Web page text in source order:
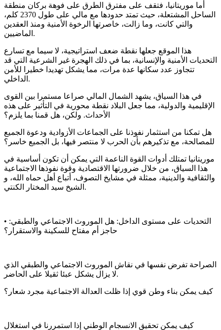
أما موريتانيا، فتقف على مفترق الطرق على فوهة بركان منطقة
الساحل المشتعلة، حيث تمتد حدودها مع مالي على طول 2370 كلم،
والتي كانت، وما زالت، خاصرتها الرخوة الأمنية ومنذ العقدين
الماضيين.
هذا الموقع جعلها نقطة ضعف استراتيجية، لا سيما مع تسارع
التحديات الأمنية والإنسانية، بما في ذلك الهجرة غير الشرعية التي قد
تتجاوز عدد سكانها عدة مرات، مما يشكل تهديدا خطيرا للأمن
الداخلي.
في هذا السياق، يشهد الشمال المالي صراعا مستمرا بين القوى
الإقليمية والدولية، مما جعل البلاد نقطة محورية في التأثير على هذه
هل تمكنا من استثمار نفوذنا على الجماعات الأزوادية ودعوة الجميع
موريتانيا تمتلك أدوات القوة الناعمة التي يمكن أن تكون أساسية في
هذا السياق، من خلال ضرورتها الاقتصادية وقوة نفوذها الاجتماعية
والثقافية والدينية، ممثلة في مشايخ التصوف، أتباع أهل حماه الله، و
الشيخ سيد المختار الكنتي.
• التحديات على مستوى الداخل: هل الموروث الاجتماعي والطبقي:
حاجز أم مفتاح للسكينة والاستقرار؟
الصراحة تفرض نفسها في نقاش الموروث الاجتماعي والطبقي الذي
لا يزال يشكل عبئا ثقيلا على الحاضر.
كيف يمكن تحقيق الانسجام الوطني إذا استمررنا في استغلال